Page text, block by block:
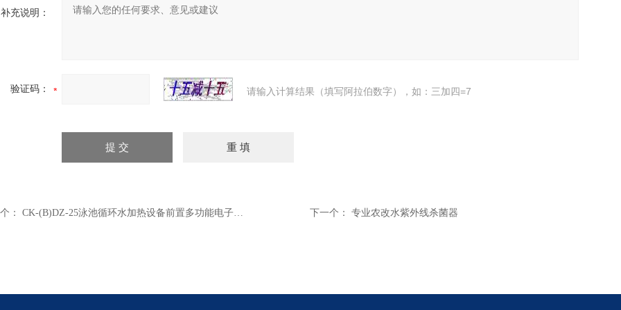
补充说明：
验证码： 请输入计算结果（填写阿拉伯数字），如：三加四=7
： CK-(B)DZ-25泳池循环水加热设备前置多功能电子除垢仪 下一个： 专业农改水紫外线杀菌器